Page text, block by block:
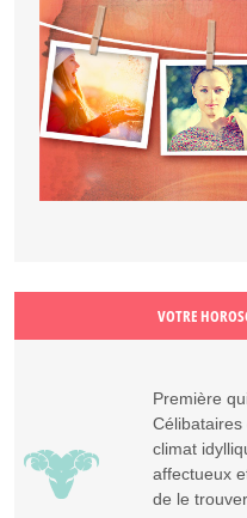
VOTRE
Première
climat
affectueux
de le